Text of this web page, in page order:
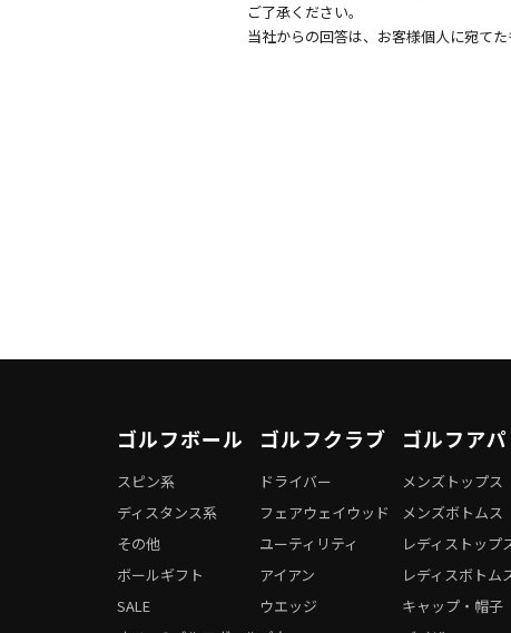
ご了承ください。
当社からの回答は、お客様個人に宛て
ゴルフボール
スピン系
ディスタンス系
その他
ボールギフト
SALE
ゴルフクラブ
ドライバー
フェアウェイウッド
ユーティリティ
アイアン
ウエッジ
ゴルフア
メンズトップス
メンズボトムス
レディストップ
レディスボトム
キャップ・帽子